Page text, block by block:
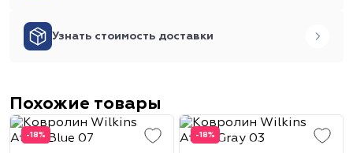
Узнать стоимость доставки
Похожие товары
-18% -18%